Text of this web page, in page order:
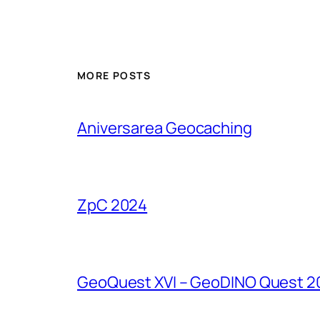
MORE POSTS
Aniversarea Geocaching
ZpC 2024
GeoQuest XVI – GeoDINO Quest